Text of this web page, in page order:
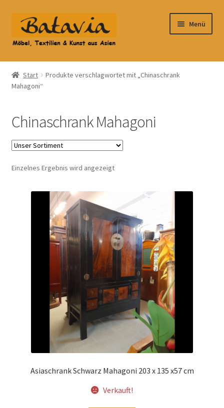
Zur
Navigation
springen
Zum
Inhalt
springen
Menü
Start
Accessoires
AGB
Anfahrt
Datenschutzbelehrung
Datenschutzerklärung
Heimtextilien
Impressum
Kolonialmöbel
Mein Konto
Start
Produkte verschlagwortet mit „Chinaschrank
Mahagoni“
Chinaschrank Mahagoni
Einzelnes Ergebnis wird angezeigt
Asiaschrank Schwarz Mahagoni 203 x 135 x57 cm
Verkauft!